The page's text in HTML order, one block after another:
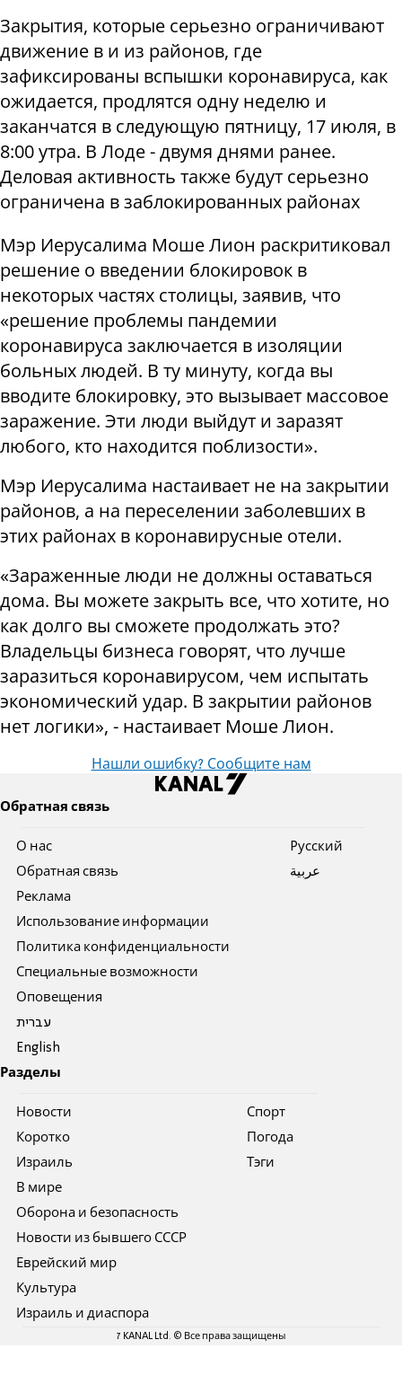
Закрытия, которые серьезно ограничивают
движение в и из районов, где
зафиксированы вспышки коронавируса, как
ожидается, продлятся одну неделю и
заканчатся в следующую пятницу, 17 июля, в
8:00 утра. В Лоде - двумя днями ранее.
Деловая активность также будут серьезно
ограничена в заблокированных районах
Мэр Иерусалима Моше Лион раскритиковал
решение о введении блокировок в
некоторых частях столицы, заявив, что
«решение проблемы пандемии
коронавируса заключается в изоляции
больных людей. В ту минуту, когда вы
вводите блокировку, это вызывает массовое
заражение. Эти люди выйдут и заразят
любого, кто находится поблизости».
Мэр Иерусалима настаивает не на закрытии
районов, а на переселении заболевших в
этих районах в коронавирусные отели.
«Зараженные люди не должны оставаться
дома. Вы можете закрыть все, что хотите, но
как долго вы сможете продолжать это?
Владельцы бизнеса говорят, что лучше
заразиться коронавирусом, чем испытать
экономический удар. В закрытии районов
нет логики», - настаивает Моше Лион.
Нашли ошибку? Сообщите нам
Обратная связь
О нас
Обратная связь
Реклама
Использование информации
Политика конфиденциальности
Специальные возможности
Оповещения
עברית
English
Pусский
عربية
Разделы
Новости
Коротко
Израиль
В мире
Оборона и безопасность
Новости из бывшего СССР
Еврейский мир
Культура
Израиль и диаспора
Спорт
Погода
Тэги
7 KANAL Ltd. © Все права защищены